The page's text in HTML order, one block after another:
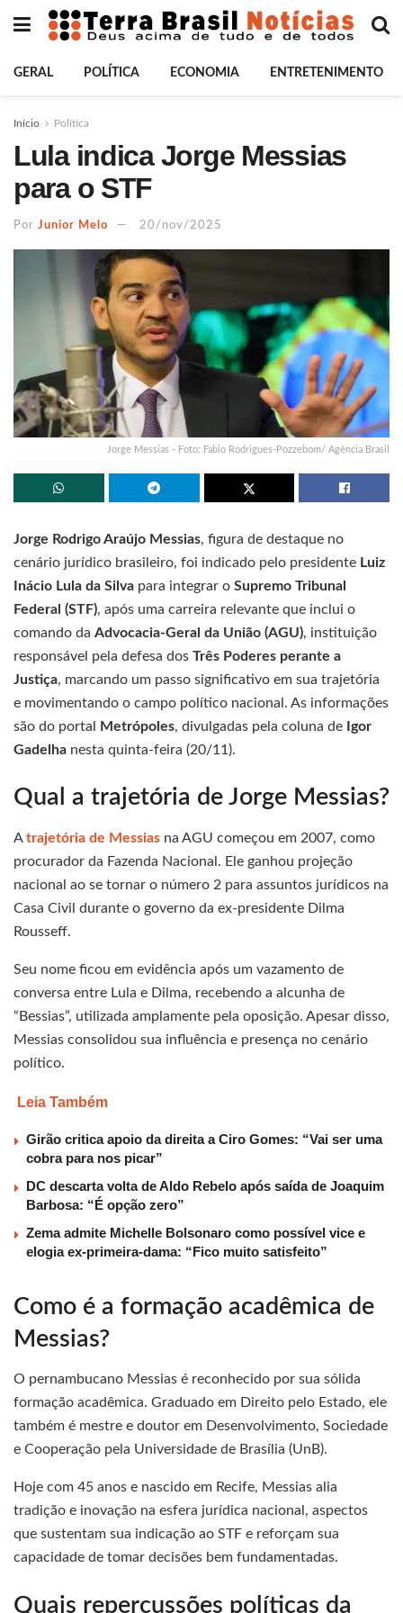
GERAL POLÍTICA ECONOMIA ENTRETENIMENTO
Início Política
Lula indica Jorge Messias
para o STF
Por Junior Melo 20/nov/2025
Jorge Messias - Foto: Fabio Rodrigues-Pozzebom/ Agência Brasil
Jorge Rodrigo Araújo Messias, figura de destaque no
cenário jurídico brasileiro, foi indicado pelo presidente Luiz
Inácio Lula da Silva para integrar o Supremo Tribunal
Federal (STF), após uma carreira relevante que inclui o
comando da Advocacia-Geral da União (AGU), instituição
responsável pela defesa dos Três Poderes perante a
Justiça, marcando um passo significativo em sua trajetória
e movimentando o campo político nacional. As informações
são do portal
Metrópoles, divulgadas pela coluna de Igor
Gadelha nesta quinta-feira (20/11).
Qual a trajetória de Jorge Messias?
Atrajetória de Messias na AGU começou em 2007, como
procurador da Fazenda Nacional. Ele ganhou projeção
nacional ao se tornar o número 2 para assuntos jurídicos na
Casa Civil durante o governo da ex-presidente Dilma
Rousseff.
Seu nome ficou em evidência após um vazamento de
conversa entre Lula e Dilma, recebendo a alcunha de
“Bessias”, utilizada amplamente pela oposição. Apesar disso,
Messias consolidou sua influência e presença no cenário
político.
Leia Também
Girão critica apoio da direita a Ciro Gomes: “Vai ser uma
cobra para nos picar”
DC descarta volta de Aldo Rebelo após saída de Joaquim
Barbosa: “É opção zero”
Zema admite Michelle Bolsonaro como possível vice e
elogia ex-primeira-dama: “Fico muito satisfeito”
Como é a formação acadêmica de
Messias?
O pernambucano Messias é reconhecido por sua sólida
formação acadêmica. Graduado em Direito pelo Estado, ele
também é mestre e doutor em Desenvolvimento, Sociedade
e Cooperação pela Universidade de Brasília (UnB).
Hoje com 45 anos e nascido em Recife, Messias alia
tradição e inovação na esfera jurídica nacional, aspectos
que sustentam sua indicação ao STF e reforçam sua
capacidade de tomar decisões bem fundamentadas.
Quais repercussões políticas da